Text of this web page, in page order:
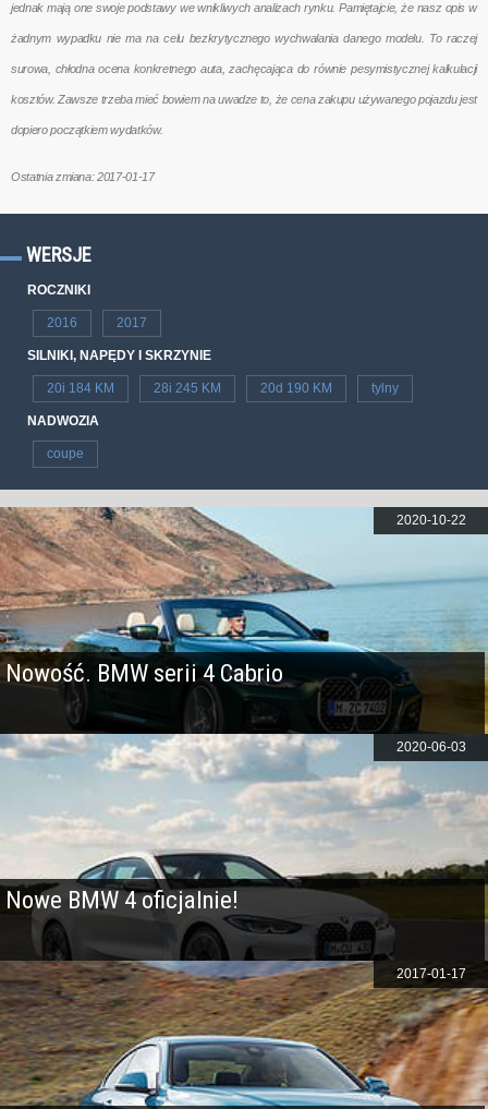
jednak mają one swoje podstawy we wnikliwych analizach rynku. Pamiętajcie, że nasz opis w
żadnym wypadku nie ma na celu bezkrytycznego wychwalania danego modelu. To raczej
surowa, chłodna ocena konkretnego auta, zachęcająca do równie pesymistycznej kalkulacji
kosztów. Zawsze trzeba mieć bowiem na uwadze to, że cena zakupu używanego pojazdu jest
dopiero początkiem wydatków.
Ostatnia zmiana: 2017-01-17
WERSJE
ROCZNIKI
2016 2017
SILNIKI, NAPĘDY I SKRZYNIE
20i 184 KM 28i 245 KM 20d 190 KM tylny
NADWOZIA
coupe
Nowość. BMW serii 4 Cabrio
2020-10-22
Nowe BMW 4 oficjalnie!
2020-06-03
2017-01-17